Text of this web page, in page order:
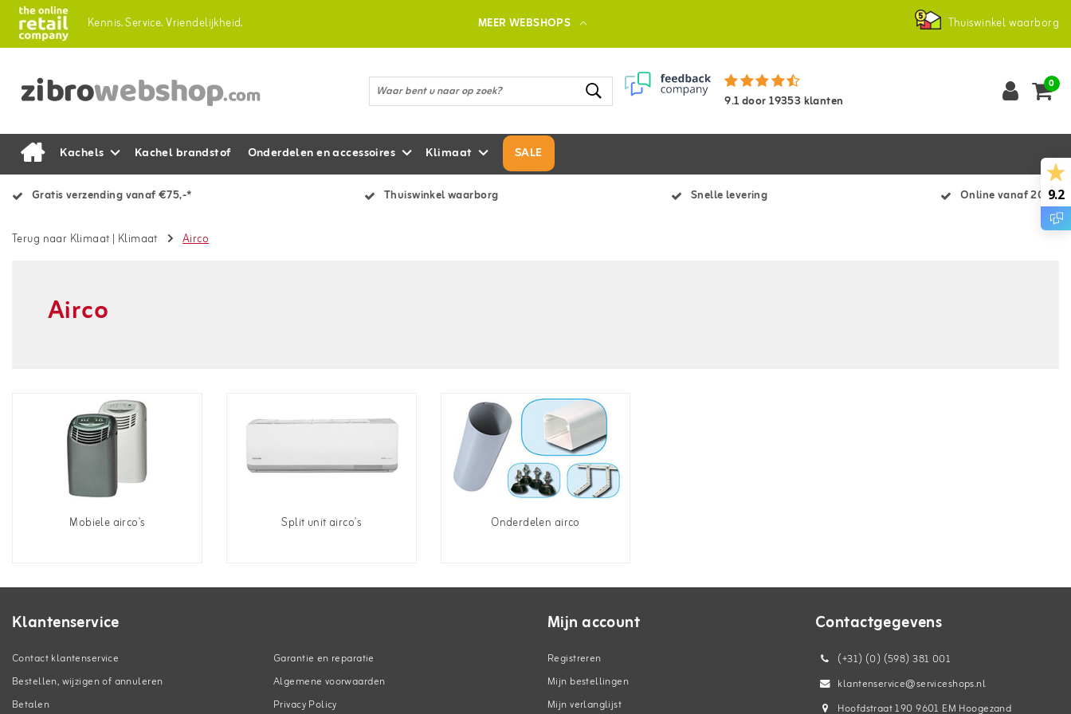
Kennis.Service.Vriendelijkheid. MEER WEBSHOPS Thuiswinkel waarborg
9.1door19353 klanten
0
Kachels Kachel brandstof Onderdelen en accessoires Klimaat SALE
Gratis verzending vanaf €75,-* Thuiswinkel waarborg Snelle levering Online vanaf 2007
Terug naar Klimaat | Klimaat Airco
Airco
Mobiele airco's Split unit airco's Onderdelen airco
Klantenservice
Contact klantenservice
Bestellen, wijzigen of annuleren
Betalen
Garantie en reparatie
Algemene voorwaarden
Privacy Policy
Mijn account
Registreren
Mijn bestellingen
Mijn verlanglijst
Contactgegevens
(+31) (0) (598) 381 001
klantenservice@serviceshops.nl
Hoofdstraat 190 9601 EM Hoogezand
9.2